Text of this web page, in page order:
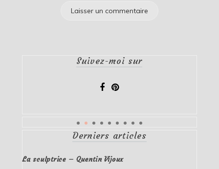
Suivez-moi sur
Derniers articles
La sculptrice – Quentin Vijoux